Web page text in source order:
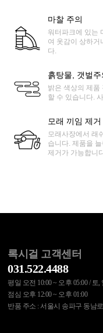
마찰 주의
워터파크에 있는
여 옷감이 상하거
다.
흙탕물, 갯벌주
밝은 색상의 제품
할 수 있습니다.
모래 끼임 제거
모래사장에서 래
습니다. 제품을
제거가 가능합니
록시걸 고객센터
031.522.4488
평일 오전 10:00 ~ 오후 05:00 / 토
점심 오후 12:00 ~ 오후 01:00
반품 주소 : 서울시 송파구 동남